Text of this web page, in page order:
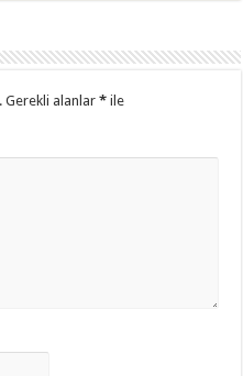
Gerekli alanlar* ile